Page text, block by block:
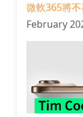
微軟365將
February